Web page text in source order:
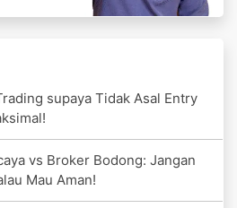
supaya Tidak Asal Entry
vs Broker Bodong: Jangan
Mau Aman!